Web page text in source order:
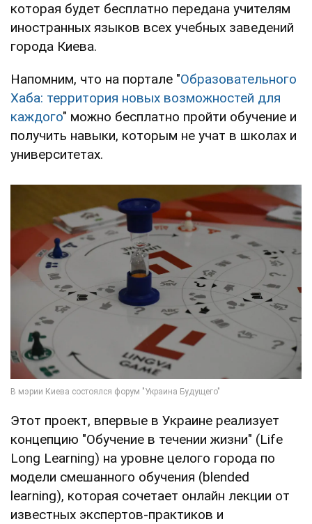
которая будет бесплатно передана учителям
иностранных языков всех учебных заведений
города Киева.
Напомним, что на портале "Образовательного
Хаба: территория новых возможностей для
каждого" можно бесплатно пройти обучение и
получить навыки, которым не учат в школах и
университетах.
Этот проект, впервые в Украине реализует
концепцию "Обучение в течении жизни" (Life
Long Learning) на уровне целого города по
модели смешанного обучения (blended
learning), которая сочетает онлайн лекции от
известных экспертов-практиков и